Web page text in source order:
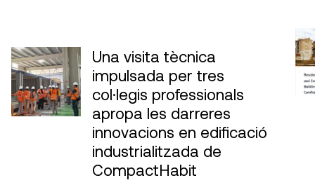
Una visita tècnica
impulsada per tres
col·legis professionals
apropa les darreres
innovacions en edificació
industrialitzada de
CompactHabit